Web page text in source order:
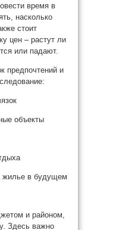
время в
насколько
стоит
цен – растут ли
или падают.
предпочтений и
объекты
жилье в будущем
и районом,
Здесь важно